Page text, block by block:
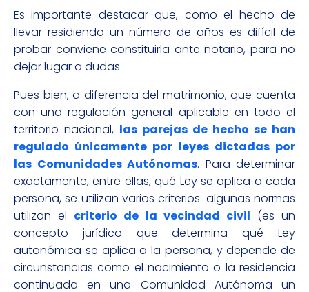
Es importante destacar que, como el hecho de
llevar residiendo un número de años es difícil de
probar conviene constituirla ante notario, para no
dejar lugar a dudas.
Pues bien, a diferencia del matrimonio, que cuenta
con una regulación general aplicable en todo el
territorio nacional, las parejas de hecho se han
regulado únicamente por leyes dictadas por
las Comunidades Autónomas. Para determinar
exactamente, entre ellas, qué Ley se aplica a cada
persona, se utilizan varios criterios: algunas normas
utilizan el criterio de la vecindad civil (es un
concepto jurídico que determina qué Ley
autonómica se aplica a la persona, y depende de
circunstancias como el nacimiento o la residencia
continuada en una Comunidad Autónoma un